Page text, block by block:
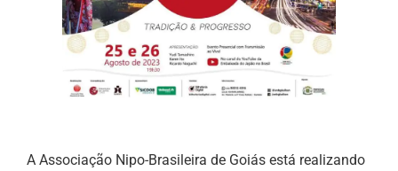
A Associação Nipo-Brasileira de Goiás está realizando